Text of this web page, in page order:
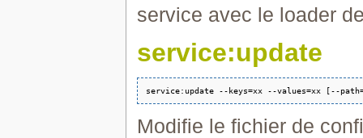
service avec le loader
service:update
Modifie le fichier de